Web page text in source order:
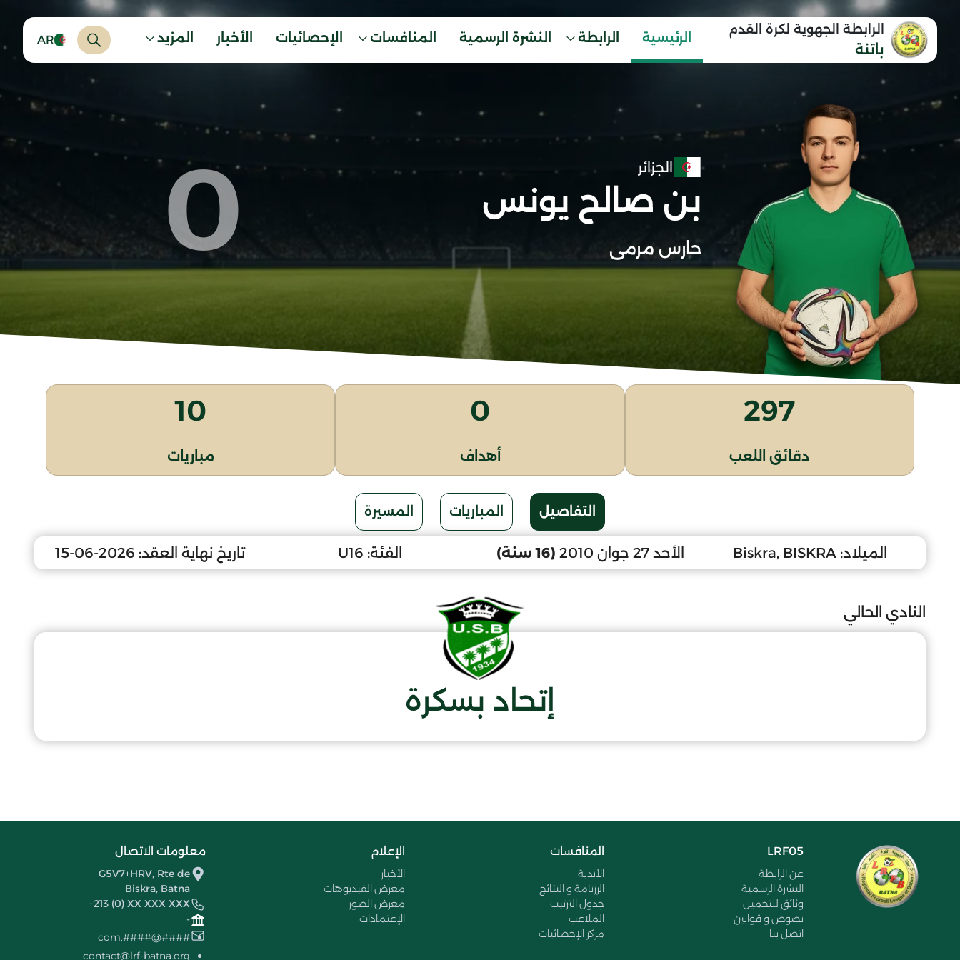
الرابطة الجهوية لكرة القدم
باتنة
الرئيسية الرابطة النشرة الرسمية المنافسات الإحصائيات الأخبار المزيد AR
الجزائر
بن صالح يونس
حارس مرمى 0
297
دقائق اللعب
0
أهداف
10
مباريات
التفاصيل المباريات المسيرة
الميلاد: Biskra, BISKRA الأحد 27 جوان 2010 (16 سنة) الفئة: U16 تاريخ نهاية العقد: 2026-06-15
النادي الحالي
إتحاد بسكرة
LRF05
عن الرابطة
النشرة الرسمية
وثائق للتحميل
نصوص و قوانين
اتصل بنا
المنافسات
الأندية
الرزنامة و النتائج
جدول الترتيب
الملاعب
مركز الإحصائيات
الإعلام
الأخبار
معرض الفيديوهات
معرض الصور
الإعتمادات
معلومات الاتصال
G5V7+HRV, Rte de
Biskra, Batna
+213 (0) XX XXX XXX
-
####@####.com
contact@lrf-batna.org